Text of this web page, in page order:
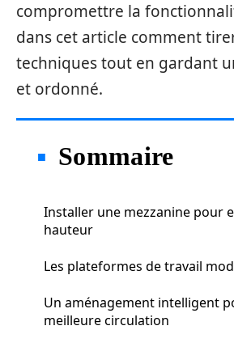
compromettre la
dans cet article comment
techniques tout en gardant
et ordonné.
Sommaire
Installer une mezzanine pour
hauteur
Les plateformes de travail
Un aménagement intelligent
meilleure circulation